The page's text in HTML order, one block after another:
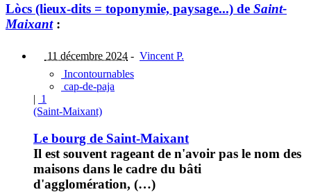
Lòcs (lieux-dits = toponymie, paysage...) de Saint-
Maixant:
11 décembre 2024 - Vincent P.
Incontournables
cap-de-paja
| 1
(Saint-Maixant)
Le bourg de Saint-Maixant
Il est souvent rageant de n'avoir pas le nom des
maisons dans le cadre du bâti
d'agglomération, (…)